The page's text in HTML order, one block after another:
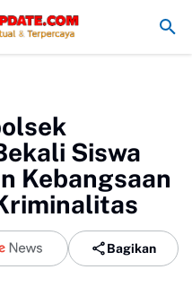
Bogor Gelar Penyerahan
Siswa
Kebangsaan
Bagikan